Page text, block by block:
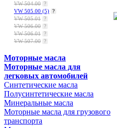
VW 504.00 ?
VW 505.00 (5) ?
VW 505.01 ?
VW 506.00 ?
VW 506.01 ?
VW 507.00 ?
Моторные масла
Моторные масла для
легковых автомобилей
Синтетические масла
Полусинтетические масла
Минеральные масла
Моторные масла для грузового
транспорта